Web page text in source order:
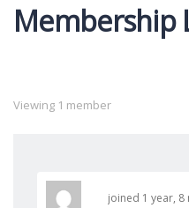
By:
Membership
Viewing 1 member
joined 1 year, 8